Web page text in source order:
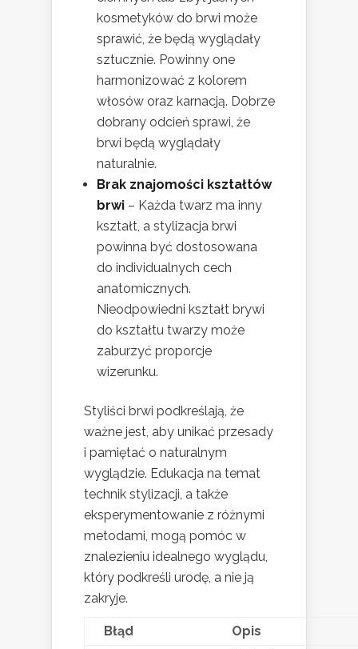
kosmetyków do brwi może
sprawić, że będą wyglądały
sztucznie. Powinny one
harmonizować z kolorem
włosów oraz karnacją. Dobrze
dobrany odcień sprawi, że
brwi będą wyglądały
naturalnie.
Brak znajomości kształtów
brwi – Każda twarz ma inny
kształt, a stylizacja brwi
powinna być dostosowana
do individualnych cech
anatomicznych.
Nieodpowiedni kształt brywi
do kształtu twarzy może
zaburzyć proporcje
wizerunku.
Styliści brwi podkreślają, że
ważne jest, aby unikać przesady
i pamiętać o naturalnym
wyglądzie. Edukacja na temat
technik stylizacji, a także
eksperymentowanie z różnymi
metodami, mogą pomóc w
znalezieniu idealnego wyglądu,
który podkreśli urodę, a nie ją
zakryje.
Błąd Opis